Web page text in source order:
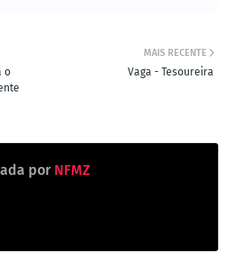
MAIS RECENTE
Vaga - Tesoureira
o
por NFMZ